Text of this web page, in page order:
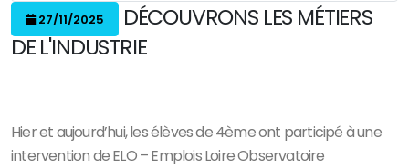
27/11/2025
DÉCOUVRONS LES MÉTIERS
DE L'INDUSTRIE
Hier et aujourd’hui, les élèves de 4ème ont participé à une
intervention de ELO – Emplois Loire Observatoire